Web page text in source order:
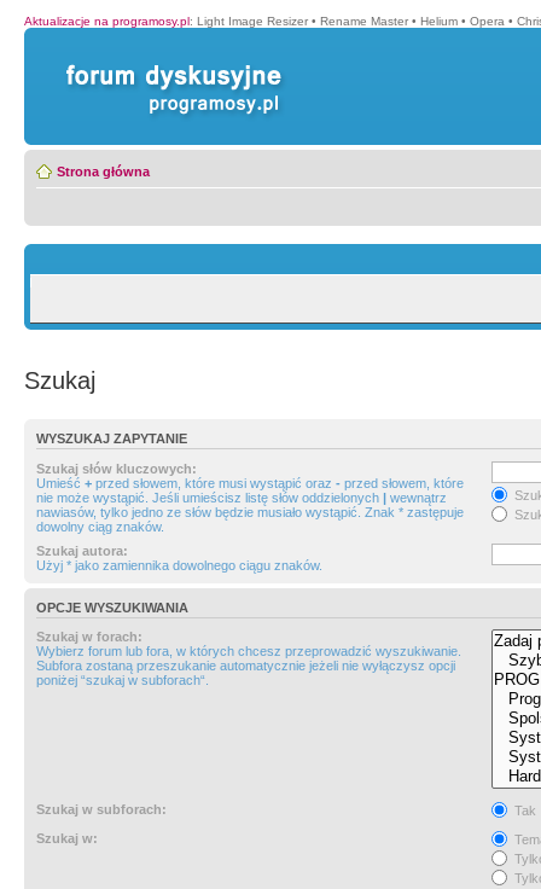
Aktualizacje na programosy.pl: Light Image Resizer • Rename Master • Helium • Opera •
Strona główna
Szukaj
WYSZUKAJ ZAPYTANIE
Szukaj słów kluczowych:
Umieść + przed słowem, które musi wystąpić oraz - przed słowem, które
nie może wystąpić. Jeśli umieścisz listę słów oddzielonych | wewnątrz
nawiasów, tylko jedno ze słów będzie musiało wystąpić. Znak * zastępuje
dowolny ciąg znaków.
Szukaj autora:
Użyj * jako zamiennika dowolnego ciągu znaków.
OPCJE WYSZUKIWANIA
Szukaj w forach:
Wybierz forum lub fora, w których chcesz przeprowadzić wyszukiwanie.
Subfora zostaną przeszukanie automatycznie jeżeli nie wyłączysz opcji
poniżej “szukaj w subforach“.
Szukaj w subforach:
Tak
Szukaj w: